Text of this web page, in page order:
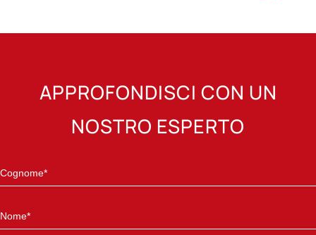
APPROFONDISCI CON UN
NOSTRO ESPERTO